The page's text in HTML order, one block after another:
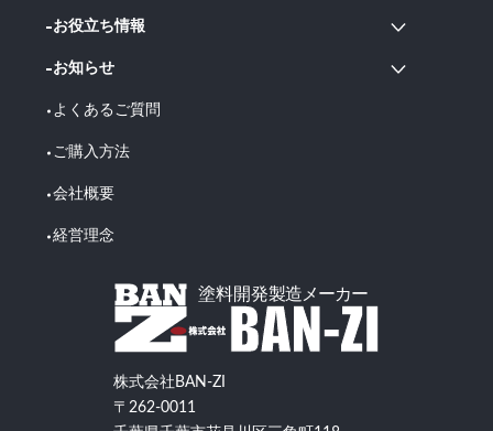
お役立ち情報
お知らせ
よくあるご質問
ご購入方法
会社概要
経営理念
株式会社BAN-ZI
〒262-0011